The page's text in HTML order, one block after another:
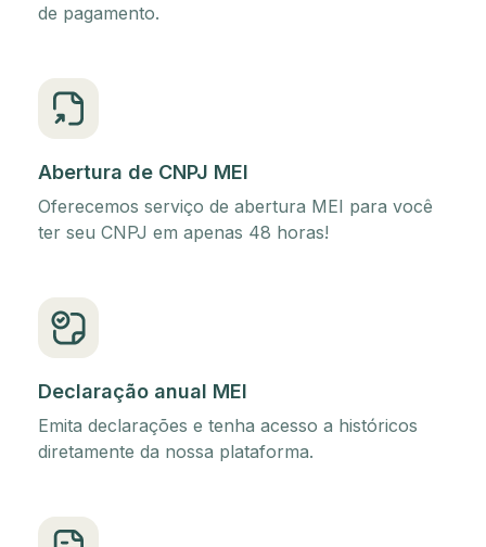
de pagamento.
Abertura de CNPJ MEI
Oferecemos serviço de abertura MEI para você
ter seu CNPJ em apenas 48 horas!
Declaração anual MEI
Emita declarações e tenha acesso a históricos
diretamente da nossa plataforma.